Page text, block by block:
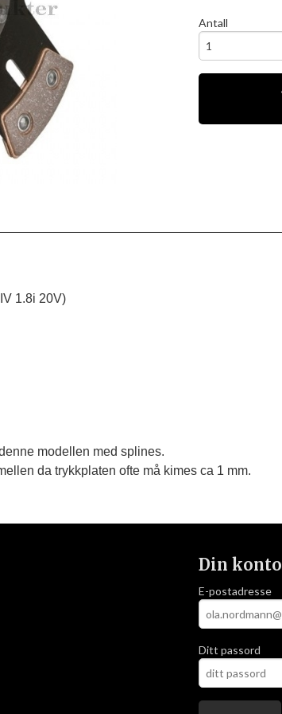
Antall
1.8i 20V)
modellen med splines.
da trykkplaten ofte må kimes ca 1 mm.
Din konto
E-postadresse
Ditt passord